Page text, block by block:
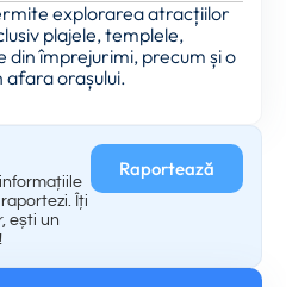
explorarea atracțiilor
plajele, templele,
din împrejurimi, precum și o
afara orașului.
Îți
ești un
Raportează